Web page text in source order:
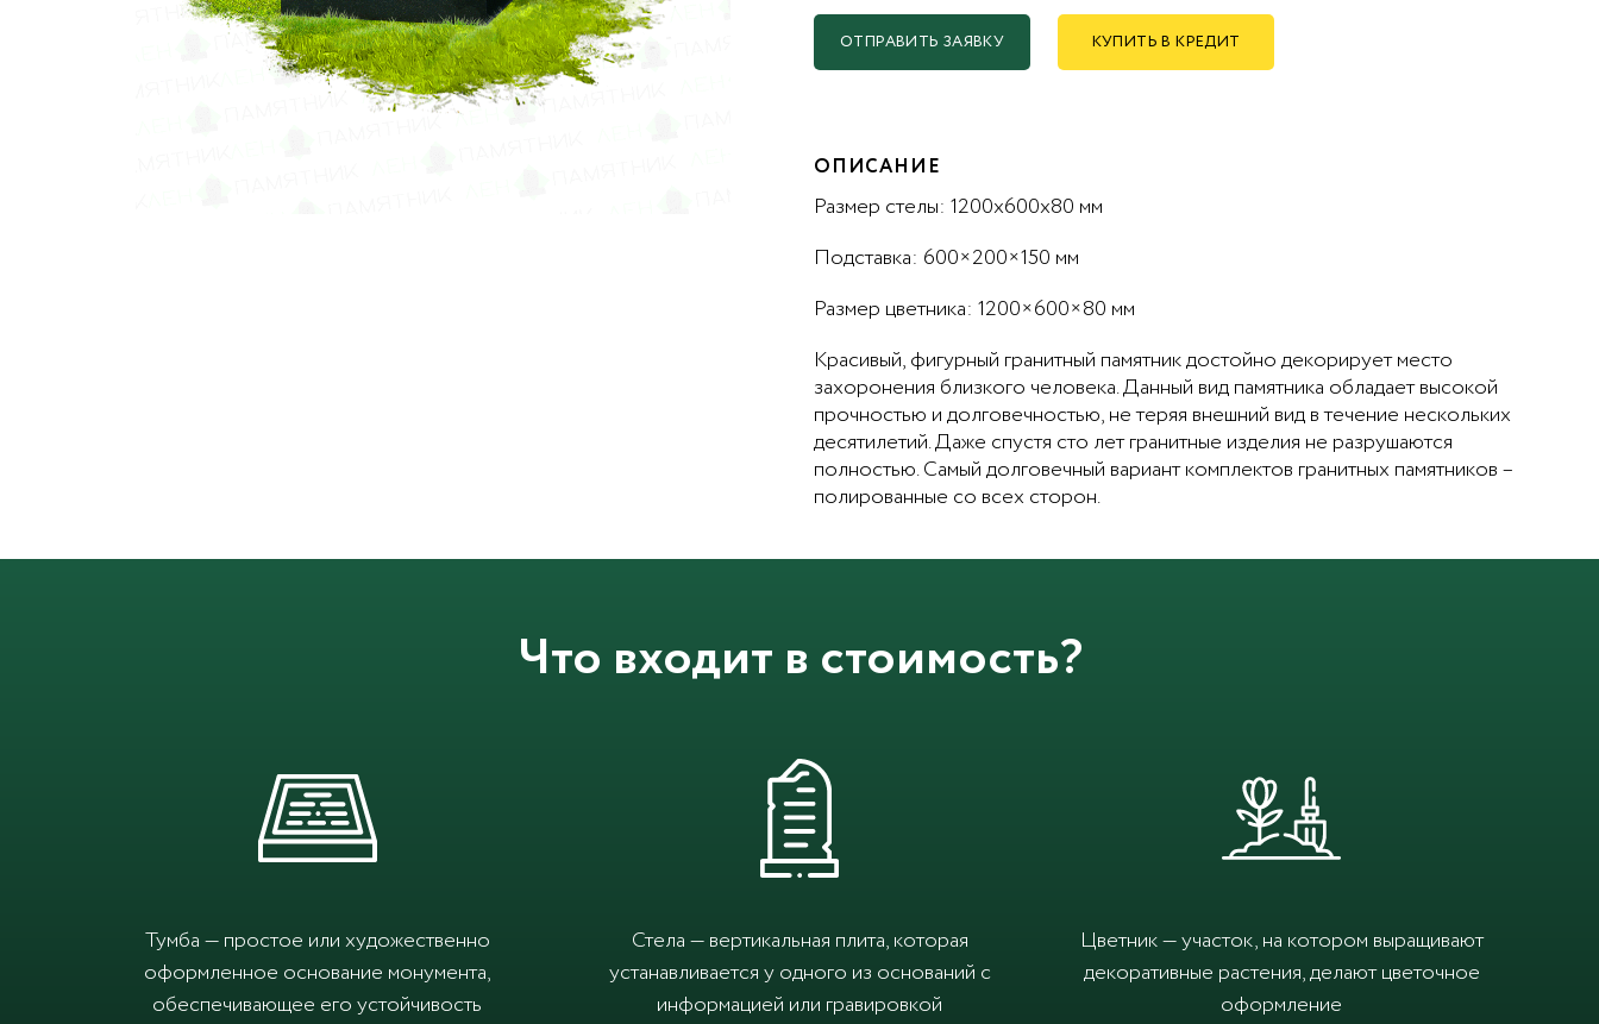
ОТПРАВИТЬ ЗАЯВКУ КУПИТЬ В КРЕДИТ
ОПИСАНИЕ
Размер стелы: 1200x600x80 мм
Подставка: 600×200×150 мм
Размер цветника: 1200×600×80 мм
Красивый, фигурный гранитный памятник достойно декорирует место
захоронения близкого человека. Данный вид памятника обладает высокой
прочностью и долговечностью, не теряя внешний вид в течение нескольких
десятилетий. Даже спустя сто лет гранитные изделия не разрушаются
полностью. Самый долговечный вариант комплектов гранитных памятников –
полированные со всех сторон.
Что входит в стоимость?
Тумба — простое или художественно
оформленное основание монумента,
обеспечивающее его устойчивость
Стела — вертикальная плита, которая
устанавливается у одного из оснований с
информацией или гравировкой
Цветник — участок, на котором выращивают
декоративные растения, делают цветочное
оформление